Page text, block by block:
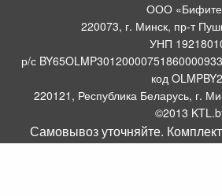
ООО
220073, г. Минск, пр-т
УНП
р/с
код
220121, Республика Беларусь, г.
©2013
Пн-Пт:10:05-17:30Сб:
Самовывоз уточняйте.